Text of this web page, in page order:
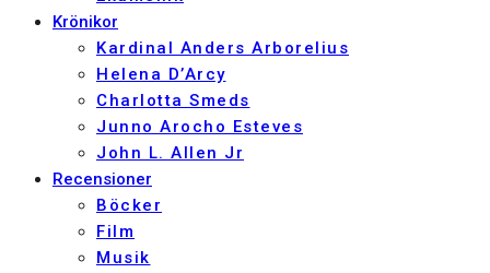
Krönikor
Kardinal Anders Arborelius
Helena D’Arcy
Charlotta Smeds
Junno Arocho Esteves
John L. Allen Jr
Recensioner
Böcker
Film
Musik